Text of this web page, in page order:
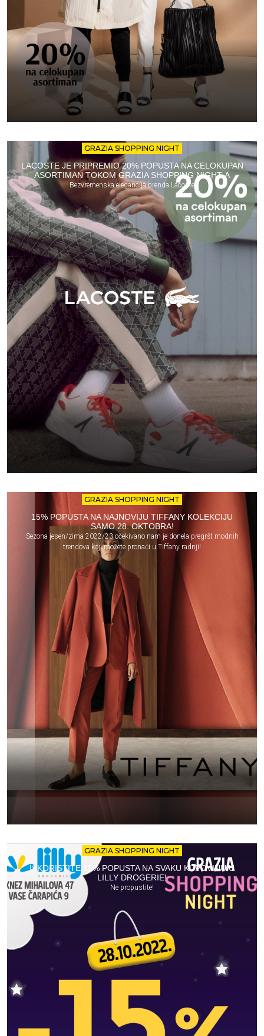
GRAZIA SHOPPING NIGHT
LACOSTE JE PRIPREMIO 20% POPUSTA NA CELOKUPAN
ASORTIMAN TOKOM GRAZIA SHOPPING NIGHT-A
Bezvremenska elegancija brenda Lacoste
GRAZIA SHOPPING NIGHT
15% POPUSTA NA NAJNOVIJU TIFFANY KOLEKCIJU
SAMO 28. OKTOBRA!
Sezona jesen/zima 2022/23 očekivano nam je donela pregršt modnih
trendova koji možete pronaći u Tiffany radnji!
GRAZIA SHOPPING NIGHT
ISKORISTITE 15% POPUSTA NA SVAKU KUPOVINU U
LILLY DROGERIE!
Ne propustite!